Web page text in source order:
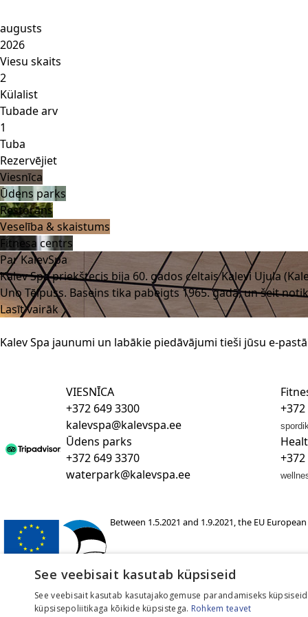
augusts
2026
Viesu skaits
2
Külalist
Tubade arv
1
Tuba
Rezervējiet
Viesnīca
Ūdens parks
Restorāns
Veselība & skaistums
Fitnesa centrs
Par KalevSpa
Kalev Spa priekštecis bija 60. gados celtais Kalevi Ujula
Uno Tēlpuss. Baseins tika pabeigts 1965. gadā, un šeit
Lasīt vairāk
Kalev Spa jaunumi un labākie piedāvājumi tieši jūsu e-
VIESNĪCA
+372 649 3300
kalevspa@kalevspa.ee
Ūdens parks
+372 649 3370
waterpark@kalevspa.ee
Between 1.5.2021 and 1.9.2021, the EU
See veebisait kasutab küpsiseid
See veebisait kasutab kasutajakogemuse parandamiseks
küpsisepoliitikaga kõikide küpsistega. Rohkem teavet